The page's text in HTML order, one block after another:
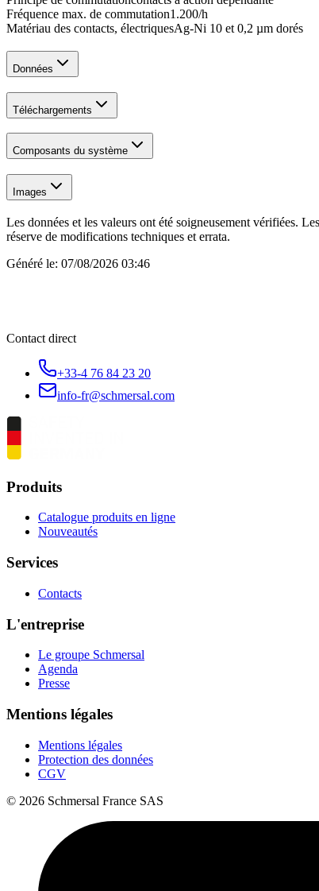
Fréquence max. de commutation1.200/h
Matériau des contacts, électriquesAg-Ni 10 et 0,2 µm dorés
Données
Téléchargements
Composants du système
Images
Les données et les valeurs ont été soigneusement vérifiées.
réserve de modifications techniques et errata.
Généré le: 07/08/2026 03:46
Contact direct
+33-4 76 84 23 20
info-fr@schmersal.com
Produits
Catalogue produits en ligne
Nouveautés
Services
Contacts
L'entreprise
Le groupe Schmersal
Agenda
Presse
Mentions légales
Mentions légales
Protection des données
CGV
© 2026 Schmersal France SAS